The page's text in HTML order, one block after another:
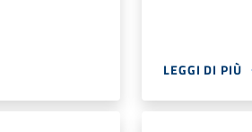
LEGGI DI PIÙ